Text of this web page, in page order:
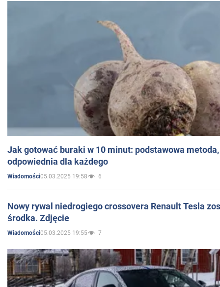
Jak gotować buraki w 10 minut: podstawowa
odpowiednia dla każdego
Wiadomości05.03.2025 19:58 6
Nowy rywal niedrogiego crossovera Renault Tesla
środka. Zdjęcie
Wiadomości05.03.2025 19:55 7